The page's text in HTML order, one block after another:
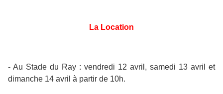
La Location
- Au Stade du Ray : vendredi 12 avril, samedi 13 avril et
dimanche 14 avril à partir de 10h.